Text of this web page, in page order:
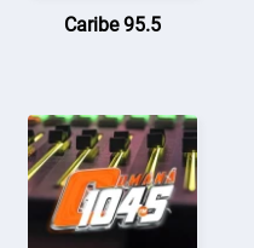
Caribe 95.5